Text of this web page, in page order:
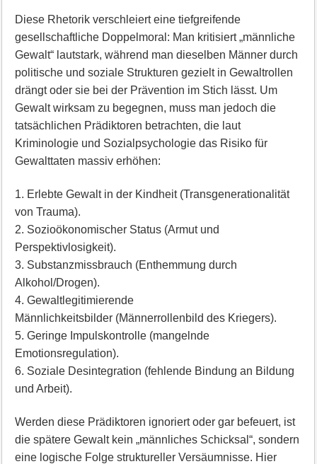
Diese Rhetorik verschleiert eine tiefgreifende
gesellschaftliche Doppelmoral: Man kritisiert „männliche
Gewalt“ lautstark, während man dieselben Männer durch
politische und soziale Strukturen gezielt in Gewaltrollen
drängt oder sie bei der Prävention im Stich lässt. Um
Gewalt wirksam zu begegnen, muss man jedoch die
tatsächlichen Prädiktoren betrachten, die laut
Kriminologie und Sozialpsychologie das Risiko für
Gewalttaten massiv erhöhen:
1. Erlebte Gewalt in der Kindheit (Transgenerationalität
von Trauma).
2. Sozioökonomischer Status (Armut und
Perspektivlosigkeit).
3. Substanzmissbrauch (Enthemmung durch
Alkohol/Drogen).
4. Gewaltlegitimierende
Männlichkeitsbilder (Männerrollenbild des Kriegers).
5. Geringe Impulskontrolle (mangelnde
Emotionsregulation).
6. Soziale Desintegration (fehlende Bindung an Bildung
und Arbeit).
Werden diese Prädiktoren ignoriert oder gar befeuert, ist
die spätere Gewalt kein „männliches Schicksal“, sondern
eine logische Folge struktureller Versäumnisse. Hier